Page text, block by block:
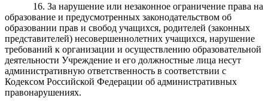
16. За нарушение или незаконное ограничение права на
образование и предусмотренных законодательством об
образовании прав и свобод учащихся, родителей (законных
представителей) несовершеннолетних учащихся, нарушение
требований к организации и осуществлению образовательной
деятельности Учреждение и его должностные лица несут
административную ответственность в соответствии с
Кодексом Российской Федерации об административных
правонарушениях.